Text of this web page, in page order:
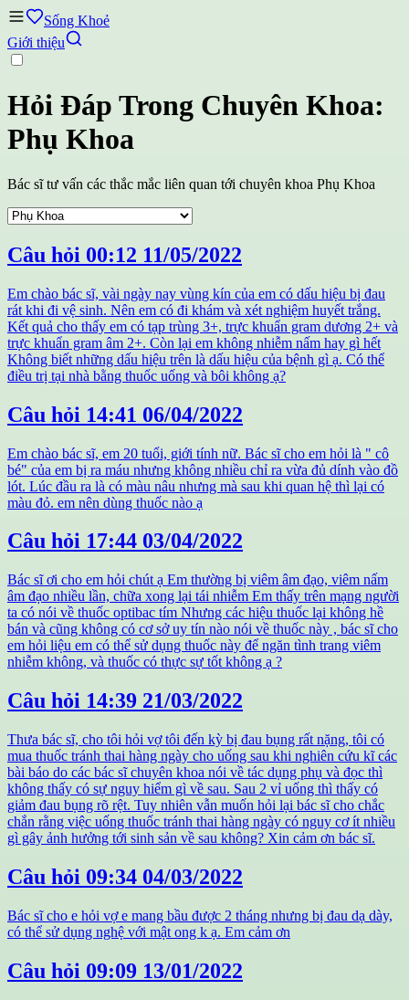
Sống Khoẻ
Giới thiệu
Hỏi Đáp Trong Chuyên Khoa:
Phụ Khoa
Bác sĩ tư vấn các thắc mắc liên quan tới chuyên khoa Phụ Khoa
Câu hỏi 00:12 11/05/2022
Em chào bác sĩ, vài ngày nay vùng kín của em có dấu hiệu bị đau
rát khi đi vệ sinh. Nên em có đi khám và xét nghiệm huyết trắng.
Kết quả cho thấy em có tạp trùng 3+, trực khuẩn gram dương 2+ và
trực khuẩn gram âm 2+. Còn lại em không nhiễm nấm hay gì hết
Không biết những dấu hiệu trên là dấu hiệu của bệnh gì ạ. Có thể
điều trị tại nhà bằng thuốc uống và bôi không ạ?
Câu hỏi 14:41 06/04/2022
Em chào bác sĩ, em 20 tuổi, giới tính nữ. Bác sĩ cho em hỏi là " cô
bé" của em bị ra máu nhưng không nhiều chỉ ra vừa đủ dính vào đồ
lót. Lúc đầu ra là có màu nâu nhưng mà sau khi quan hệ thì lại có
màu đỏ. em nên dùng thuốc nào ạ
Câu hỏi 17:44 03/04/2022
Bác sĩ ơi cho em hỏi chút ạ Em thường bị viêm âm đạo, viêm nấm
âm đạo nhiều lần, chữa xong lại tái nhiễm Em thấy trên mạng người
ta có nói về thuốc optibac tím Nhưng các hiệu thuốc lại không hề
bán và cũng không có cơ sở uy tín nào nói về thuốc này , bác sĩ cho
em hỏi liệu em có thể sử dụng thuốc này để ngăn tình trang viêm
nhiễm không, và thuốc có thực sự tốt không ạ ?
Câu hỏi 14:39 21/03/2022
Thưa bác sĩ, cho tôi hỏi vợ tôi đến kỳ bị đau bụng rất nặng, tôi có
mua thuốc tránh thai hàng ngày cho uống sau khi nghiên cứu kĩ các
bài báo do các bác sĩ chuyên khoa nói về tác dụng phụ và đọc thì
không thấy có sự nguy hiểm gì về sau. Sau 2 vỉ uống thì thấy có
giảm đau bụng rõ rệt. Tuy nhiên vẫn muốn hỏi lại bác sĩ cho chắc
chắn rằng việc uống thuốc tránh thai hàng ngày có nguy cơ ít nhiều
gì gây ảnh hưởng tới sinh sản về sau không? Xin cảm ơn bác sĩ.
Câu hỏi 09:34 04/03/2022
Bác sĩ cho e hỏi vợ e mang bầu được 2 tháng nhưng bị đau dạ dày,
có thể sử dụng nghệ với mật ong k ạ. Em cảm ơn
Câu hỏi 09:09 13/01/2022